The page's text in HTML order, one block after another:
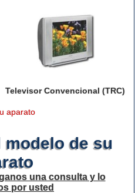
Televisor Convencional (TRC)
aparato
de su
una consulta y lo
por usted